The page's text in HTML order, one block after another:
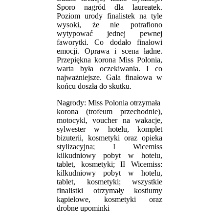
Sporo nagród dla laureatek.
Poziom urody finalistek na tyle
wysoki, że nie potrafiono
wytypować jednej pewnej
faworytki. Co dodało finałowi
emocji. Oprawa i scena ładne.
Przepiękna korona Miss Polonia,
warta była oczekiwania. I co
najważniejsze. Gala finałowa w
końcu doszła do skutku.
Nagrody: Miss Polonia otrzymała
korona (trofeum przechodnie),
motocykl, voucher na wakacje,
sylwester w hotelu, komplet
bizuterii, kosmetyki oraz opieka
stylizacyjna; I Wicemiss
kilkudniowy pobyt w hotelu,
tablet, kosmetyki; II Wicemiss:
kilkudniowy pobyt w hotelu,
tablet, kosmetyki; wszystkie
finalistki otrzymały kostiumy
kąpielowe, kosmetyki oraz
drobne upominki